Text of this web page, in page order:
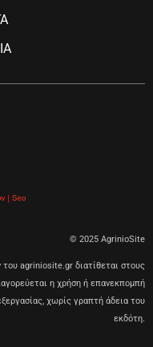
© 2025 AgrinioSite
agriniosite.gr διατίθεται στους
η χρήση ή επανεκπομπή
χωρίς γραπτή άδεια του
εκδότη.